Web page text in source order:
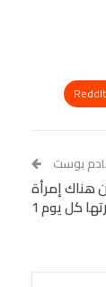
ReddIt
Viber
بوست
هناك إمرأة
كل يوم 1